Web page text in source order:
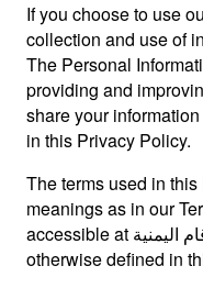
If you choose to use
collection and use of
The Personal
providing and
share your
in this Privacy Policy.
The terms used in
meanings as in our
accessible at تطبيق كاشف الأرقام اليمنية unless
otherwise defined in